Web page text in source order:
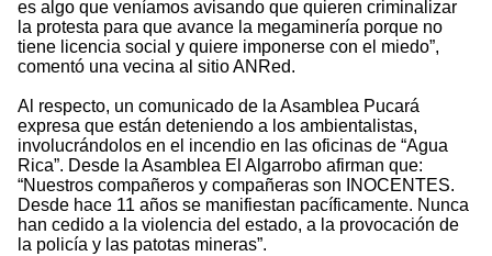
es algo que veníamos avisando que quieren criminalizar
la protesta para que avance la megaminería porque no
tiene licencia social y quiere imponerse con el miedo”,
comentó una vecina al sitio ANRed.
Al respecto, un comunicado de la Asamblea Pucará
expresa que están deteniendo a los ambientalistas,
involucrándolos en el incendio en las oficinas de “Agua
Rica”. Desde la Asamblea El Algarrobo afirman que:
“Nuestros compañeros y compañeras son INOCENTES.
Desde hace 11 años se manifiestan pacíficamente. Nunca
han cedido a la violencia del estado, a la provocación de
la policía y las patotas mineras”.